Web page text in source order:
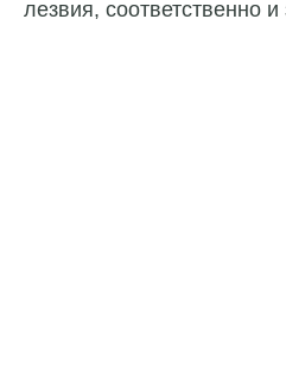
лезвия, соответственно и